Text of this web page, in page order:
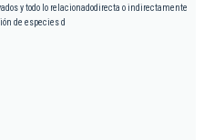
y todo lo relacionadodirecta o indirectamente
de especies d